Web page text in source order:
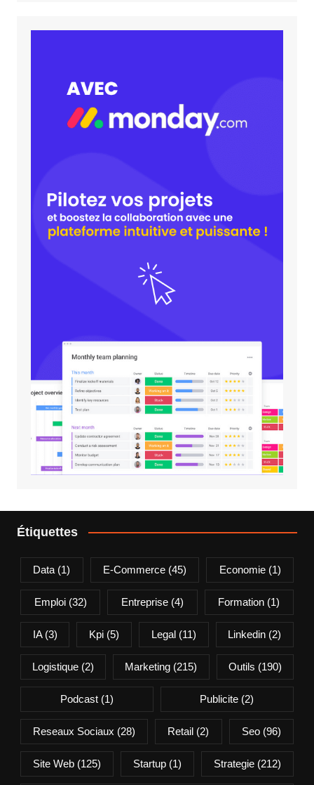
Étiquettes
Data (1) E-Commerce(45) Economie(1)
Emploi(32) Entreprise(4) Formation (1)
IA(3) Kpi (5) Legal(11) Linkedin (2)
Logistique (2) Marketing (215) Outils (190)
Podcast(1) Publicite (2)
Reseaux Sociaux (28) Retail (2) Seo(96)
Site Web(125) Startup (1) Strategie (212)